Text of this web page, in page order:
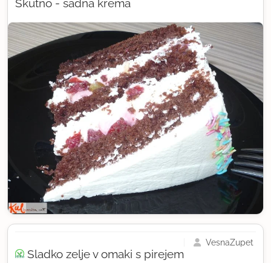
Skutno - sadna krema
Sladko zelje v omaki s pirejem
VesnaZupet